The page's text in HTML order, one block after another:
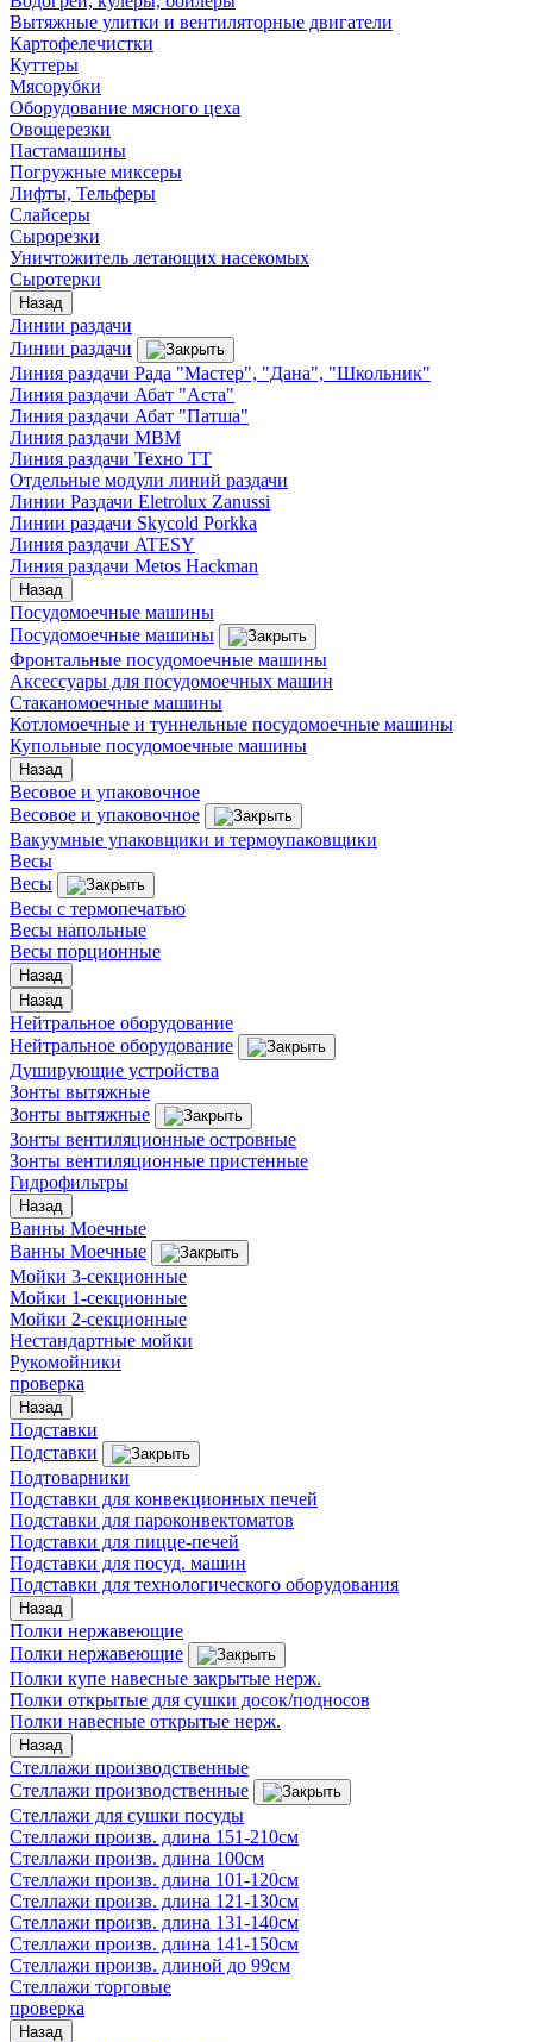
Вытяжные улитки и вентиляторные двигатели
Картофелечистки
Куттеры
Мясорубки
Оборудование мясного цеха
Овощерезки
Пастамашины
Погружные миксеры
Лифты, Тельферы
Слайсеры
Сырорезки
Уничтожитель летающих насекомых
Сыротерки
Назад
Линии раздачи
Линии раздачи
Линия раздачи Рада "Мастер", "Дана", "Школьник"
Линия раздачи Абат "Аста"
Линия раздачи Абат "Патша"
Линия раздачи МВМ
Линия раздачи Техно ТТ
Отдельные модули линий раздачи
Линии Раздачи Eletrolux Zanussi
Линии раздачи Skycold Porkka
Линия раздачи ATESY
Линия раздачи Metos Hackman
Назад
Посудомоечные машины
Посудомоечные машины
Фронтальные посудомоечные машины
Аксессуары для посудомоечных машин
Стаканомоечные машины
Котломоечные и туннельные посудомоечные машины
Купольные посудомоечные машины
Назад
Весовое и упаковочное
Весовое и упаковочное
Вакуумные упаковщики и термоупаковщики
Весы
Весы
Весы с термопечатью
Весы напольные
Весы порционные
Назад
Назад
Нейтральное оборудование
Нейтральное оборудование
Душирующие устройства
Зонты вытяжные
Зонты вытяжные
Зонты вентиляционные островные
Зонты вентиляционные пристенные
Гидрофильтры
Назад
Ванны Моечные
Ванны Моечные
Мойки 3-секционные
Мойки 1-секционные
Мойки 2-секционные
Нестандартные мойки
Рукомойники
проверка
Назад
Подставки
Подставки
Подтоварники
Подставки для конвекционных печей
Подставки для пароконвектоматов
Подставки для пицце-печей
Подставки для посуд. машин
Подставки для технологического оборудования
Назад
Полки нержавеющие
Полки нержавеющие
Полки купе навесные закрытые нерж.
Полки открытые для сушки досок/подносов
Полки навесные открытые нерж.
Назад
Стеллажи производственные
Стеллажи производственные
Стеллажи для сушки посуды
Стеллажи произв. длина 151-210см
Стеллажи произв. длина 100см
Стеллажи произв. длина 101-120см
Стеллажи произв. длина 121-130см
Стеллажи произв. длина 131-140см
Стеллажи произв. длина 141-150см
Стеллажи произв. длиной до 99см
Стеллажи торговые
проверка
Назад